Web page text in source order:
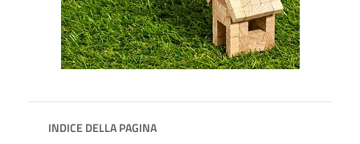
INDICE DELLA PAGINA